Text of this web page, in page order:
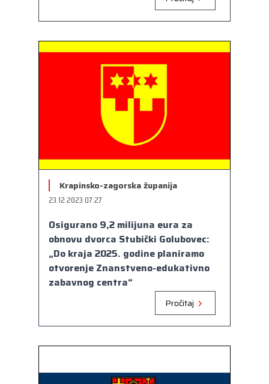
Krapinsko-zagorska županija
23.12.2023 07:27
Osigurano 9,2 milijuna eura za
obnovu dvorca Stubički Golubovec:
„Do kraja 2025. godine planiramo
otvorenje Znanstveno-edukativno
zabavnog centra“
Pročitaj